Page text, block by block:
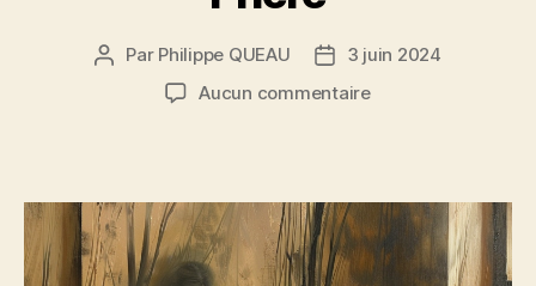
Auteur
Par Philippe QUEAU
Date3 juin 2024
Aucun commentairesur